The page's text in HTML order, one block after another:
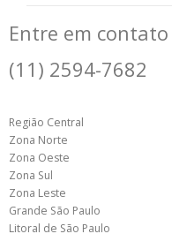
Entre em contato
(11) 2594-7682
Região Central
Zona Norte
Zona Oeste
Zona Sul
Zona Leste
Grande São Paulo
Litoral de São Paulo